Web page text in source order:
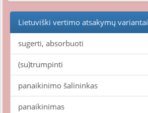
Lietuviški vertimo atsakymų variantai
sugerti, absorbuoti
(su)trumpinti
panaikinimo šalininkas
panaikinimas